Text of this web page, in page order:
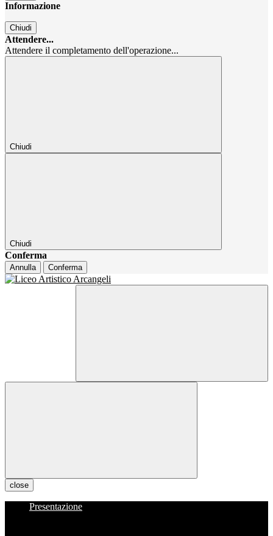
Informazione
Chiudi
Attendere...
Attendere il completamento dell'operazione...
Chiudi
Chiudi
Conferma
Annulla Conferma
close
Presentazione